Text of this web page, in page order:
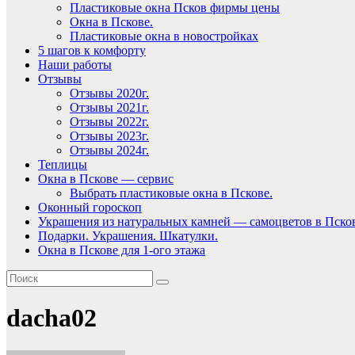
Пластиковые окна Псков фирмы цены
Окна в Пскове.
Пластиковые окна в новостройках
5 шагов к комфорту
Наши работы
Отзывы
Отзывы 2020г.
Отзывы 2021г.
Отзывы 2022г.
Отзывы 2023г.
Отзывы 2024г.
Теплицы
Окна в Пскове — сервис
Выбрать пластиковые окна в Пскове.
Оконный гороскоп
Украшения из натуральных камней — самоцветов в
Подарки. Украшения. Шкатулки.
Окна в Пскове для 1-ого этажа
dacha02